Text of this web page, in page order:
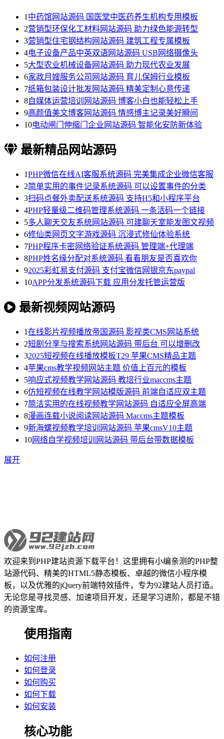
1 中药馆网站源码 国医堂中医药养生机构专用模板
2营销型环保化工材料网站源码 助力绿色能源转型
3营销型住宅钢结构网站源码 建筑工程专属模板
4电子设备产品中英双语网站源码 USB网络摄像头
5大型农业机械设备网站源码 助力现代农业发展
6家政月嫂服务公司网站源码 育儿保姆行业模板
7纸箱包装设计批发网站源码 精美定制心意传递
8自媒体运营培训网站源码 博客小白也能轻松上手
9高颜值美文博客网站源码 情感博主记录美好瞬间
10电动闸门伸缩门企业网站源码 智能化安防新体验
最新精品网站源码
1PHP微信在线AI客服系统源码 完美集成企业微信客服
2简单实用的事件记录系统源码 可以设置事件的分类
3扫码点餐外卖配送系统源码 支持H5和小程序平台
4PHP轻量级二维码管理系统源码 一条活码一个链接
5多人聊天交友系统网站源码 可建聊天室能发图文视频
6修仙类网页文字游戏源码 沉浸式修仙体验系统
7PHP程序卡密网络验证系统源码 管理端+代理端
8PHP姓名缘分配对系统源码 看看朋友是否喜欢你
92025彩虹易支付源码 支付宝微信网银京东paypal
10APP分发系统源码下载 应用分发托管运营版
最新视频网站源码
1在线影片视频播放帝国源码 影视类CMS网站系统
2短剧分享与搜索系统网站源码 带后台 可以增删改
32025短视频在线播放模板T29 苹果CMS精品主题
4苹果cms教学视频网站主题 价值上百元的模板
5响应式视频教学网站源码 教培行业maccms主题
6仿短视频在线教学网站模版源码 前端自适应双主题
7简洁实用的在线视频教学网站源码 自适应全屏高端
8漫画连载小说阅读网站源码 Maccms主题模板
9新海螺视频教学培训网站源码 苹果cmsV10主题
10网络自学视频培训网站源码 带后台带数据模板
展开
欢迎来到PHP建站资源下载平台！这里拥有小编亲测的PHP整
站源代码、精美的HTML5静态模板、卓越的微信小程序模
板，以及优雅的jQuery前端特效插件，专为92建站人员打造。
无论您是寻找灵感、加速项目开发，还是学习进阶，都是不错
的资源宝库。
使用指南
如何注册
如何登录
如何购买
如何下载
如何安装
核心功能